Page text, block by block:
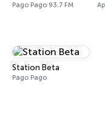
Pago Pago 93.7 FM
Station Beta
Pago Pago